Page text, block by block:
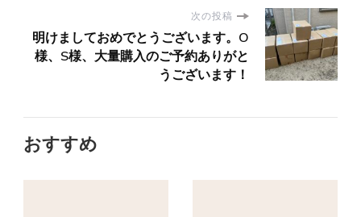
次の投稿
明けましておめでとうございます。O
様、S様、大量購入のご予約ありがと
うございます！
おすすめ